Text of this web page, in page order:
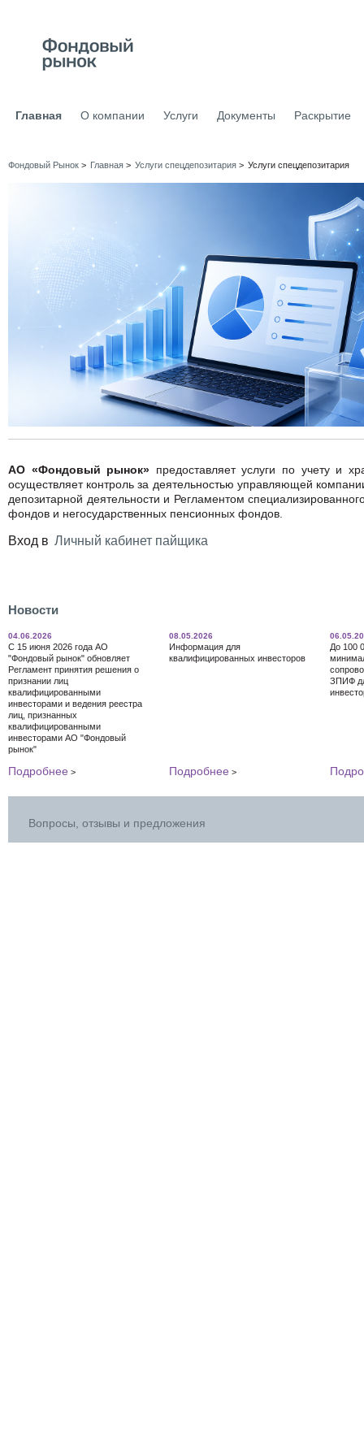
Главная О компании Услуги Документы Раскрытие
Фондовый Рынок > Главная > Услуги cпецдепозитария > Услуги спецдепозитария
АО «Фондовый рынок» предоставляет услуги по учету и
осуществляет контроль за деятельностью управляющей
депозитарной деятельности и Регламентом
фондов и негосударственных пенсионных фондов.
Вход в Личный кабинет пайщика
Новости
04.06.2026
С 15 июня 2026 года АО
"Фондовый рынок" обновляет
Регламент принятия решения о
признании лиц
квалифицированными
инвесторами и ведения реестра
лиц, признанных
квалифицированными
инвесторами АО "Фондовый
рынок"
Подробнее >
08.05.2026
Информация для
квалифицированных инвесторов
Подробнее >
До 100
ЗПИФ
Вопросы, отзывы и предложения